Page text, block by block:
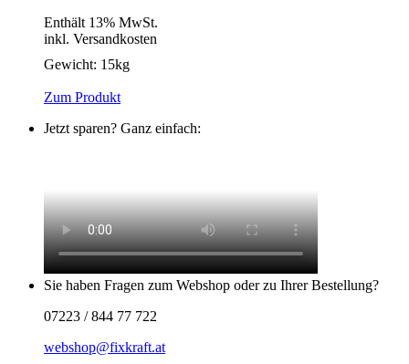
Enthält 13% MwSt.
inkl. Versandkosten
Gewicht: 15kg
Zum Produkt
Jetzt sparen? Ganz einfach:
Sie haben Fragen zum Webshop oder zu Ihrer Bestellung?
07223 / 844 77 722
webshop@fixkraft.at